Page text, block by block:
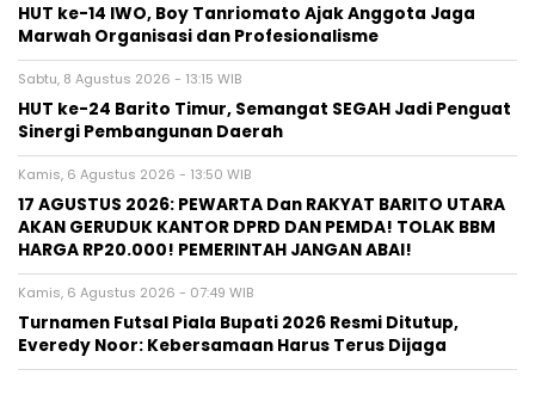
HUT ke-14 IWO, Boy Tanriomato Ajak Anggota Jaga
Marwah Organisasi dan Profesionalisme
Sabtu, 8 Agustus 2026 - 13:15 WIB
HUT ke-24 Barito Timur, Semangat SEGAH Jadi Penguat
Sinergi Pembangunan Daerah
Kamis, 6 Agustus 2026 - 13:50 WIB
17 AGUSTUS 2026: PEWARTA Dan RAKYAT BARITO UTARA
AKAN GERUDUK KANTOR DPRD DAN PEMDA! TOLAK BBM
HARGA RP20.000! PEMERINTAH JANGAN ABAI!
Kamis, 6 Agustus 2026 - 07:49 WIB
Turnamen Futsal Piala Bupati 2026 Resmi Ditutup,
Everedy Noor: Kebersamaan Harus Terus Dijaga